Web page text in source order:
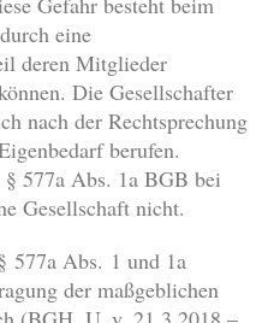
eine
deren Mitglieder
Die Gesellschafter
nach der Rechtsprechung
berufen.
577a Abs. 1a BGB bei
Gesellschaft nicht.
577a Abs. 1 und 1a
der maßgeblichen